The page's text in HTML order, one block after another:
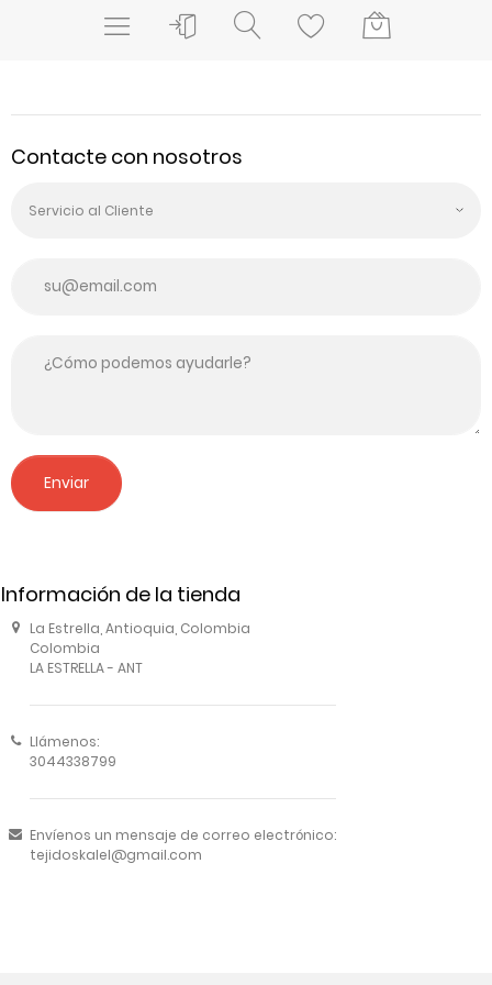
Contacte con nosotros
Información de la tienda
La Estrella, Antioquia, Colombia
Colombia
LA ESTRELLA - ANT
Llámenos:
3044338799
Envíenos un mensaje de correo electrónico:
tejidoskalel@gmail.com